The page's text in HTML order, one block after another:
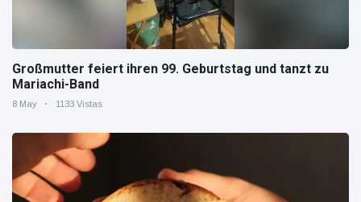
Großmutter feiert ihren 99. Geburtstag und tanzt zu
Mariachi-Band
8 May 1133 Vistas